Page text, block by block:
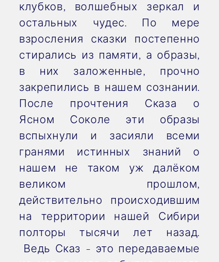
клубков, волшебных зеркал и
остальных чудес. По мере
взросления сказки постепенно
стирались из памяти, а образы,
в них заложенные, прочно
закрепились в нашем сознании.
После прочтения Сказа о
Ясном Соколе эти образы
вспыхнули и засияли всеми
гранями истинных знаний о
нашем не таком уж далёком
великом прошлом,
действительно происходившим
на территории нашей Сибири
полторы тысячи лет назад.
Ведь Сказ - это передаваемые